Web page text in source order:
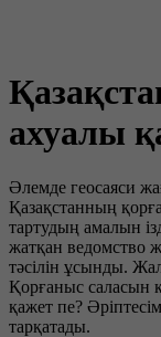
ахуалы
Әлемде геосаяси
Қазақстанның
тартудың амалын
жатқан ведомство
тәсілін ұсынды.
Қорғаныс саласын
қажет пе?
тарқатады.